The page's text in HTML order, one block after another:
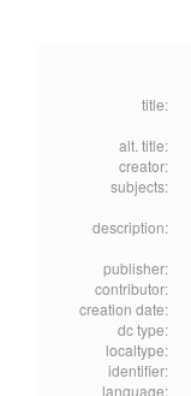
title:
alt. title:
creator:
subjects:
description:
publisher:
contributor:
creation date:
dc type:
localtype:
identifier:
language: